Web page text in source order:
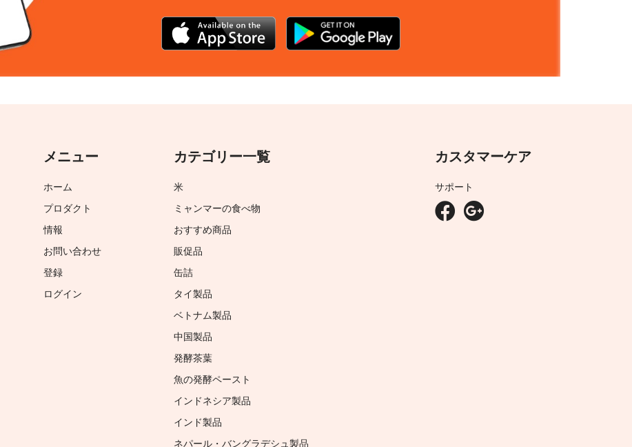
メニュー
ホーム
プロダクト
情報
お問い合わせ
登録
ログイン
カテゴリー一覧
米
ミャンマーの食べ物
おすすめ商品
販促品
缶詰
タイ製品
ベトナム製品
中国製品
発酵茶葉
魚の発酵ペースト
インドネシア製品
インド製品
ネパール・バングラデシュ製品
カスタマーケア
サポート